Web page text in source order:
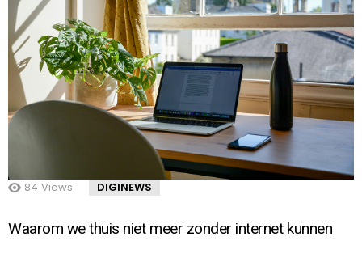
84 Views DIGINEWS
Waarom we thuis niet meer zonder internet kunnen